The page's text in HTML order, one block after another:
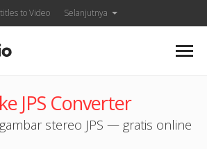
to Video Selanjutnya
JPS Converter
stereo JPS — gratis online